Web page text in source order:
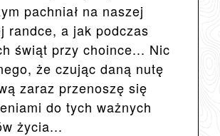
pachniał na naszej
randce, a jak podczas
świąt przy choince... Nic
że czując daną nutę
zaraz przenoszę się
do tych ważnych
życia...